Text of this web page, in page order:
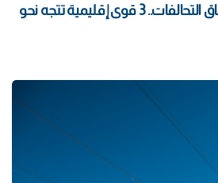
«اتفاق مكة» يشعل سباق التحالفات.. 3 قوى إقليمية تتجه نحو